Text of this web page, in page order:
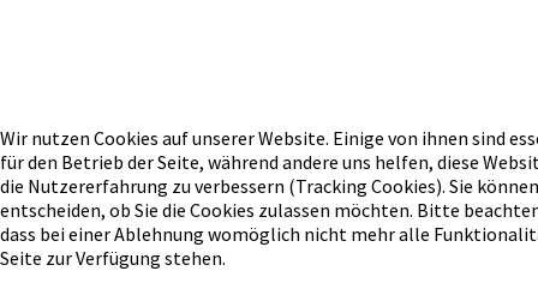
Wir nutzen Cookies auf unserer Website. Einige von ihnen sind
für den Betrieb der Seite, während andere uns helfen, diese
die Nutzererfahrung zu verbessern (Tracking Cookies). Sie
entscheiden, ob Sie die Cookies zulassen möchten. Bitte
dass bei einer Ablehnung womöglich nicht mehr alle
Seite zur Verfügung stehen.